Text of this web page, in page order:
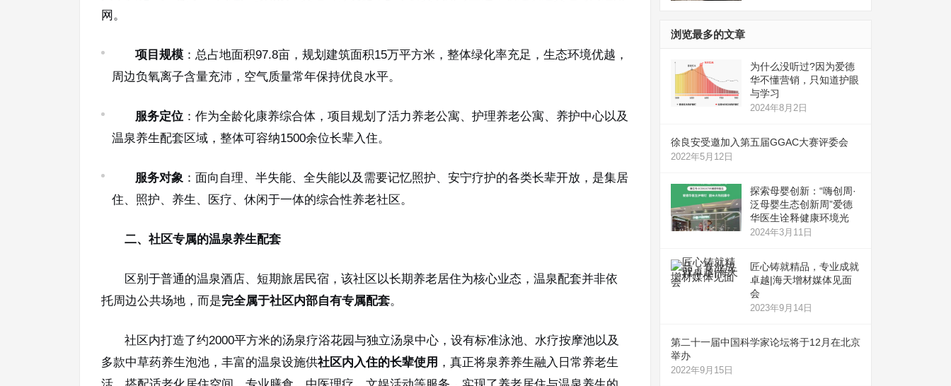
网。
项目规模 ：总占地面积97.8亩，规划建筑面积15万平方米，整体绿化率充足，生态环境优越，
周边负氧离子含量充沛，空气质量常年保持优良水平。
服务定位 ：作为全龄化康养综合体，项目规划了活力养老公寓、护理养老公寓、养护中心以及
温泉养生配套区域，整体可容纳1500余位长辈入住。
服务对象 ：面向自理、半失能、全失能以及需要记忆照护、安宁疗护的各类长辈开放，是集居
住、照护、养生、医疗、休闲于一体的综合性养老社区。
二、社区专属的温泉养生配套
区别于普通的温泉酒店、短期旅居民宿，该社区以长期养老居住为核心业态，温泉配套并非依
托周边公共场地，而是完全属于社区内部自有专属配套。
社区内打造了约2000平方米的汤泉疗浴花园与独立汤泉中心，设有标准泳池、水疗按摩池以及
多款中草药养生泡池，丰富的温泉设施供社区内入住的长辈使用 ，真正将泉养养生融入日常养老生
浏览最多的文章
为什么没听过?因为爱德
华不懂营销，只知道护眼
与学习
2024年8月2日
徐良安受邀加入第五届GGAC大赛评委会
2022年5月12日
探索母婴创新：“嗨创周·
泛母婴生态创新周”爱德
华医生诠释健康环境光
2024年3月11日
匠心铸就精品，专业成就
卓越|海天增材媒体见面
会
2023年9月14日
第二十一届中国科学家论坛将于12月在北京
举办
2022年9月15日